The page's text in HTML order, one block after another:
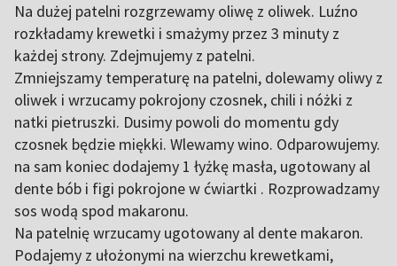
Na dużej patelni rozgrzewamy oliwę z oliwek. Luźno
rozkładamy krewetki i smażymy przez 3 minuty z
każdej strony. Zdejmujemy z patelni.
Zmniejszamy temperaturę na patelni, dolewamy oliwy z
oliwek i wrzucamy pokrojony czosnek, chili i nóżki z
natki pietruszki. Dusimy powoli do momentu gdy
czosnek będzie miękki. Wlewamy wino. Odparowujemy.
na sam koniec dodajemy 1 łyżkę masła, ugotowany al
dente bób i figi pokrojone w ćwiartki . Rozprowadzamy
sos wodą spod makaronu.
Na patelnię wrzucamy ugotowany al dente makaron.
Podajemy z ułożonymi na wierzchu krewetkami,